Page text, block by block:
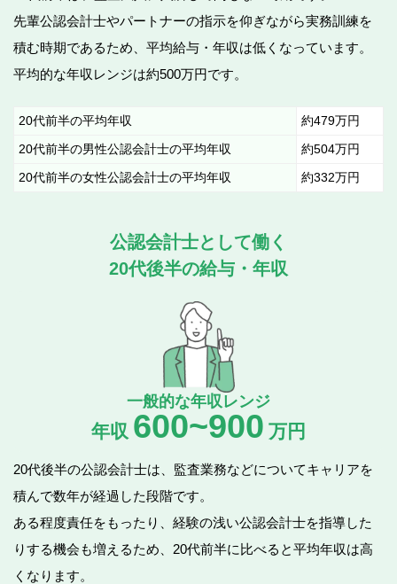
先輩公認会計士やパートナーの指示を仰ぎながら実務訓練を
積む時期であるため、平均給与・年収は低くなっています。
平均的な年収レンジは約500万円です。
20代前半の平均年収
約479万円
20代前半の男性公認会計士の平均年収
約504万円
20代前半の女性公認会計士の平均年収
約332万円
公認会計士として働く
20代後半の給与・年収
一般的な年収レンジ
年収 600~900 万円
20代後半の公認会計士は、監査業務などについてキャリアを
積んで数年が経過した段階です。
ある程度責任をもったり、経験の浅い公認会計士を指導した
りする機会も増えるため、20代前半に比べると平均年収は高
くなります。